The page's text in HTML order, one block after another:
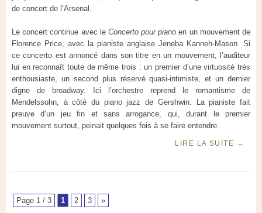
de concert de l’Arsenal.
Le concert continue avec le Concerto pour pianoen un mouvement de
Florence Price, avec la pianiste anglaise Jeneba Kanneh-Mason. Si
ce concerto est annoncé dans son titre en un mouvement, l’auditeur
lui en reconnaît toute de même trois : un premier d’une virtuosité très
enthousiaste, un second plus réservé quasi-intimiste, et un dernier
digne de broadway. Ici l’orchestre reprend le romantisme de
Mendelssohn, à côté du piano jazz de Gershwin. La pianiste fait
preuve d’un jeu fin et sans arrogance, qui, durant le premier
mouvement surtout, peinait quelques fois à se faire entendre.
LIRE LA SUITE →
Page 1 / 3 1 2 3 »